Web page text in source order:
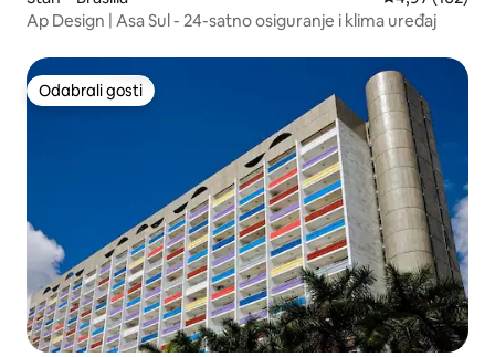
Ap Design | Asa Sul - 24-satno osiguranje i klima uređaj
Odabrali gosti
Odabrali gosti